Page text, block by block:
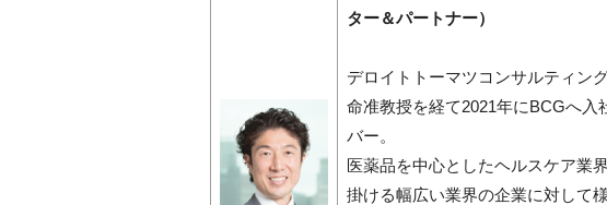
ター＆パートナー）
デロイトトーマツコンサルティン
命准教授を経て2021年にBCGへ
バー。
医薬品を中心としたヘルスケア業
掛ける幅広い業界の企業に対して